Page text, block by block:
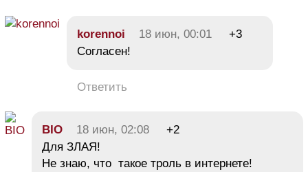
korennoi 18 июн, 00:01
+3
Согласен!
Ответить
BIO 18 июн, 02:08
+2
Для ЗЛАЯ!
Не знаю, что такое троль в интернете!